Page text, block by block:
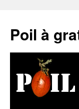
Poil à